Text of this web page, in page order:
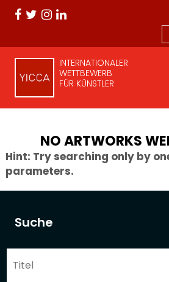
INTERNATIONALER
WETTBEWERB
FÜR KÜNSTLER
Suche
NO ARTWORKS
Hint: Try searching only by
parameters.